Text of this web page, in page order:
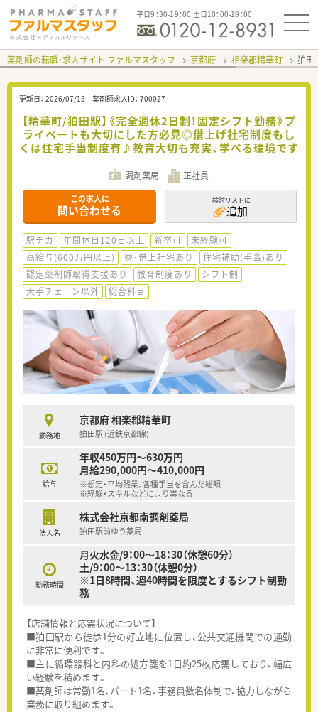
平日9：30-19：00 土日10：00-19：00
薬剤師の転職・求人サイト ファルマスタッフ 京都府 相楽郡精華町 狛田
更新日： 2026/07/15 薬剤師求人ID： 700027
【精華町/狛田駅】《完全週休2日制！固定シフト勤務》プ
ライベートも大切にした方必見◎借上げ社宅制度もし
くは住宅手当制度有♪教育大切も充実、学べる環境です
調剤薬局 正社員
この求人に
問い合わせる
検討リストに
追加
駅チカ 年間休日120日以上 新卒可
未経験可
高給与(600万円以上)
寮・借上社宅あり
住宅補助(手当)あり
認定薬剤師取得支援あり
教育制度あり
シフト制
大手チェーン以外
総合科目
勤務地
京都府 相楽郡精華町
狛田駅 (近鉄京都線)
給与
年収450万円～630万円
月給290,000円～410,000円
※想定・平均残業、各種手当を含んだ総額
※経験・スキルなどにより異なる
法人名
株式会社京都南調剤薬局
狛田駅前ゆう薬局
勤務時間
月火水金/9：00～18：30（休憩60分）
土/9：00～13：30（休憩0分）
※1日8時間、週40時間を限度とするシフト制勤
務
【店舗情報と応需状況について】
■狛田駅から徒歩1分の好立地に位置し、公共交通機関での通勤
に非常に便利です。
■主に循環器科と内科の処方箋を1日約25枚応需しており、幅広
い経験を積めます。
■薬剤師は常勤1名、パート1名、事務員数名体制で、協力しながら
業務に取り組めます。